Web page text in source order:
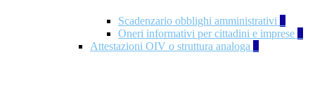
Scadenzario obblighi amministrativi 1
Oneri informativi per cittadini e imprese 1
Attestazioni OIV o struttura analoga 2